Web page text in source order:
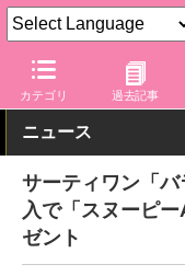
カテゴリ 過去記事
グルメ Watch 店舗
ニュース
サーティワン「
入で「スヌーピ
ゼント